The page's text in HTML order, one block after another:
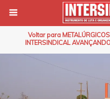
Voltar para
INTERSINDICAL